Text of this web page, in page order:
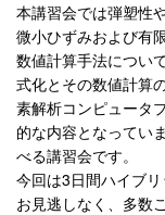
本講習会では弾塑性
微小ひずみおよび有
数値計算手法につい
式化とその数値計算
素解析コンピュータ
的な内容となってい
べる講習会です。
今回は3日間ハイブ
お見逃しなく、多数